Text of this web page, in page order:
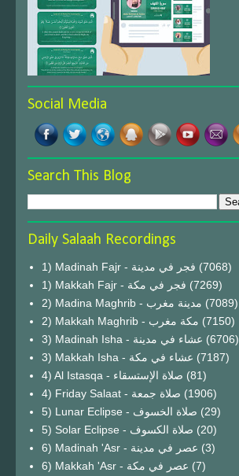
Social Media
Search This Blog
Daily Salaah Recordings
1) Madinah Fajr - فجر في مدينة (7068)
1) Makkah Fajr - فجر في مكة (7269)
2) Madina Maghrib - مدينة مغرب (7089)
2) Makkah Maghrib - مكة مغرب (7150)
3) Madinah Isha - عشاء في مدينة (6706)
3) Makkah Isha - عشاء في مكة (7187)
4) Al Istasqa - صلاة الإستسقاء (81)
4) Friday Salaat - صلاة جمعة (1906)
5) Lunar Eclipse - صلاة الخسوف (29)
(20)
6) Madinah 'Asr - عصر في مدينة (3)
6) Makkah 'Asr - عصر في مكة (7)